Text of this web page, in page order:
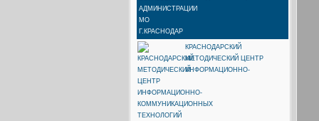
КРАСНОДАРСКИЙ
МЕТОДИЧЕСКИЙ ЦЕНТР
ИНФОРМАЦИОННО-